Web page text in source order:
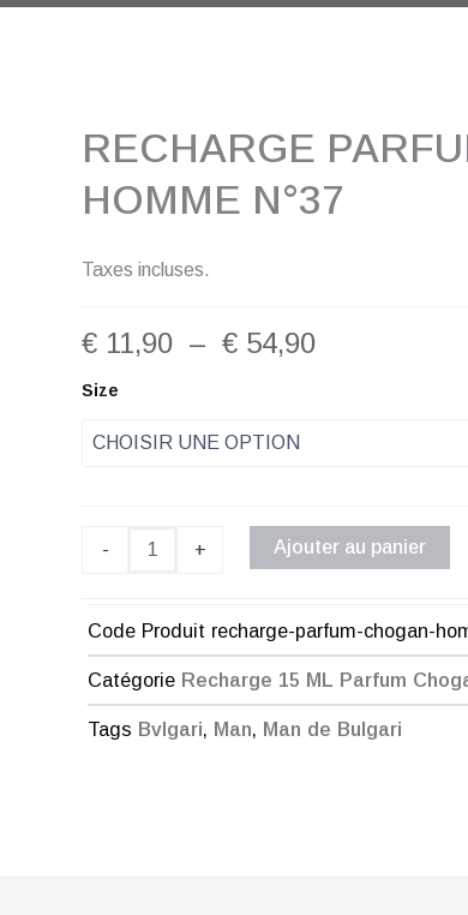
RECHARGE
HOMME N°37
Taxes incluses.
€ 11,90 – € 54,90Plage
à
€ 54,90
Size
-
quantité
Recharge
Parfum
+ Ajouter au panier
Code Produit recharge-parfum-chogan-
Catégorie Recharge 15 ML Parfum
Tags Bvlgari, Man, Man de Bulgari